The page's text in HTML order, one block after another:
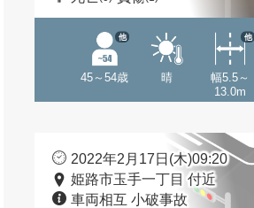
45～54歳
他
晴
幅5.5～
13.0m
他
2022年2月17日(木)09:20
姫路市玉手一丁目 付近
車両相互 小破事故